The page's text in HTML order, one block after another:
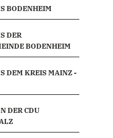
BODENHEIM
DER
BODENHEIM
DEM KREIS MAINZ -
DER CDU